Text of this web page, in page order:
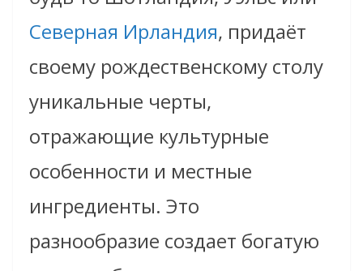
Северная Ирландия, придаёт
своему рождественскому столу
уникальные черты,
отражающие культурные
особенности и местные
ингредиенты. Это
разнообразие создает богатую